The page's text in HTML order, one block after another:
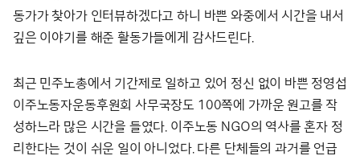
동가가 찾아가 인터뷰하겠다고 하니 바쁜 와중에서 시간을 내서
깊은 이야기를 해준 활동가들에게 감사드린다.
최근 민주노총에서 기간제로 일하고 있어 정신 없이 바쁜 정영섭
이주노동자운동후원회 사무국장도 100쪽에 가까운 원고를 작
성하느라 많은 시간을 들였다. 이주노동 NGO의 역사를 혼자 정
리한다는 것이 쉬운 일이 아니었다. 다른 단체들의 과거를 언급